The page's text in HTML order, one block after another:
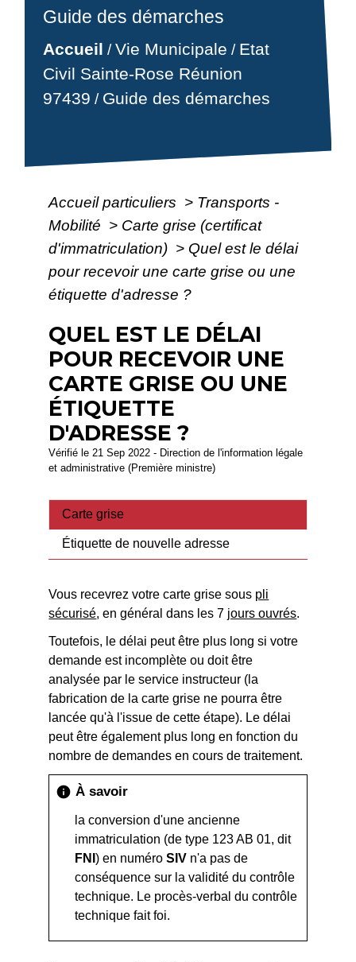
Guide des démarches
Accueil /Vie Municipale / Etat
Civil Sainte-Rose Réunion
97439 / Guide des démarches
Accueil particuliers > Transports -
Mobilité > Carte grise (certificat
d'immatriculation) > Quel est le délai
pour recevoir une carte grise ou une
étiquette d'adresse ?
QUEL EST LE DÉLAI
POUR RECEVOIR UNE
CARTE GRISE OU UNE
ÉTIQUETTE
D'ADRESSE ?
Vérifié le 21 Sep 2022 - Direction de l'information légale
et administrative (Première ministre)
Carte grise
Étiquette de nouvelle adresse
Vous recevrez votre carte grise sous pli
sécurisé, en général dans les 7 jours ouvrés.
Toutefois, le délai peut être plus long si votre
demande est incomplète ou doit être
analysée par le service instructeur (la
fabrication de la carte grise ne pourra être
lancée qu'à l'issue de cette étape). Le délai
peut être également plus long en fonction du
nombre de demandes en cours de traitement.
info À savoir
la conversion d'une ancienne
immatriculation (de type 123 AB 01, dit
FNI) en numéroSIV n'a pas de
conséquence sur la validité du contrôle
technique. Le procès-verbal du contrôle
technique fait foi.